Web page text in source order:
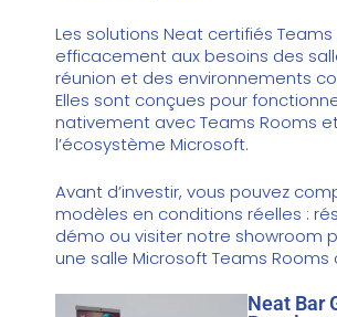
Les solutions Neat certifiés Teams
efficacement aux besoins des
réunion et des environnements
Elles sont conçues pour
nativement avec Teams Rooms
l’écosystème Microsoft.
Avant d’investir, vous pouvez
modèles en conditions réelles :
démo ou visiter notre showroom
une salle Microsoft Teams
Neat Bar